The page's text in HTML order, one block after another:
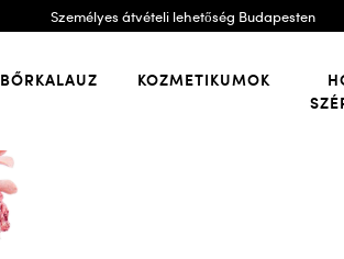
Személyes átvételi lehetőség Budapesten
BŐRKALAUZ KOZMETIKUMOK